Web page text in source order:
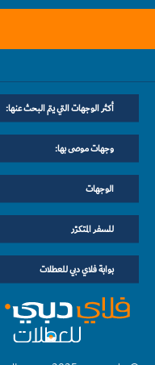
أكثر الوجهات التي يتم البحث عنها:
وجهات موصى بها:
الوجهات
للسفر المتكرّر
بوابة فلاي دبي للعطلات